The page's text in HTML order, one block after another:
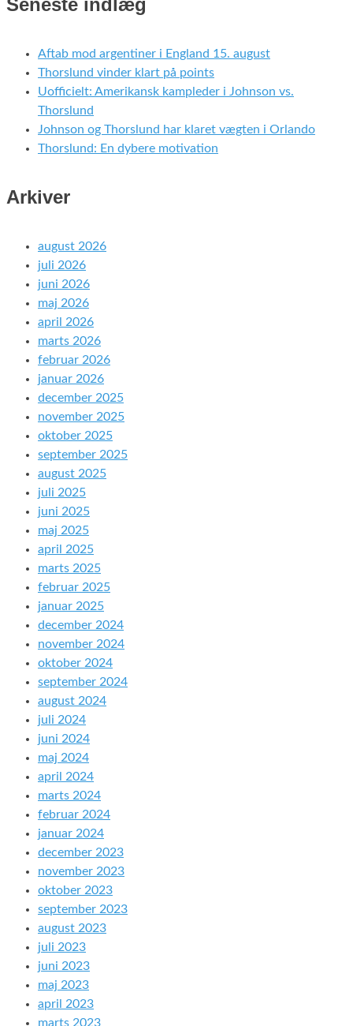
Seneste indlæg
Aftab mod argentiner i England 15. august
Thorslund vinder klart på points
Uofficielt: Amerikansk kampleder i Johnson vs.
Thorslund
Johnson og Thorslund har klaret vægten i Orlando
Thorslund: En dybere motivation
Arkiver
august 2026
juli 2026
juni 2026
maj 2026
april 2026
marts 2026
februar 2026
januar 2026
december 2025
november 2025
oktober 2025
september 2025
august 2025
juli 2025
juni 2025
maj 2025
april 2025
marts 2025
februar 2025
januar 2025
december 2024
november 2024
oktober 2024
september 2024
august 2024
juli 2024
juni 2024
maj 2024
april 2024
marts 2024
februar 2024
januar 2024
december 2023
november 2023
oktober 2023
september 2023
august 2023
juli 2023
juni 2023
maj 2023
april 2023
marts 2023